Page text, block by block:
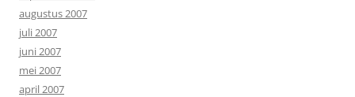
augustus 2007
juli 2007
juni 2007
mei 2007
april 2007